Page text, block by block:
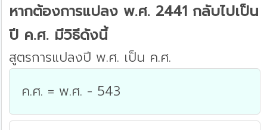
หากต้องการแปลง พ.ศ. 2441 กลับไปเป็น
ปี ค.ศ. มีวิธีดังนี้
สูตรการแปลงปี พ.ศ. เป็น ค.ศ.
ค.ศ. = พ.ศ. - 543